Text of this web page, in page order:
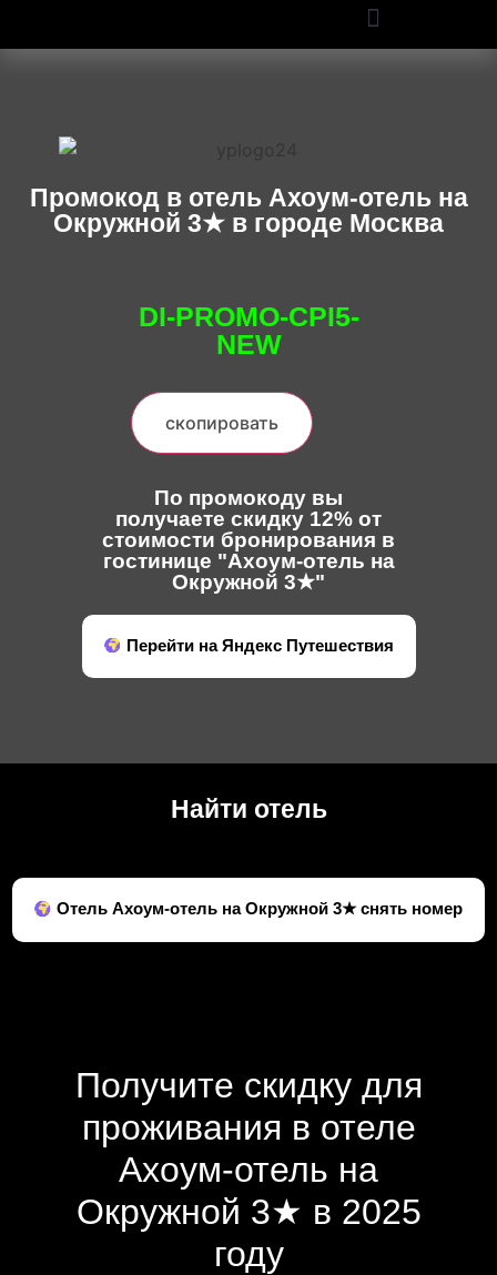
Промокод в отель Ахоум-отель на
Окружной 3★ в городе Москва
DI-PROMO-CPI5-
NEW
скопировать
По промокоду вы
получаете скидку 12% от
стоимости бронирования в
гостинице "Ахоум-отель на
Окружной 3★"
Перейти на Яндекс Путешествия
Найти отель
Отель Ахоум-отель на Окружной 3★ снять номер
Получите скидку для
проживания в отеле
Ахоум-отель на
Окружной 3★ в 2025
году